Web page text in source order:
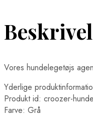
Vores hundelegetøjs
Yderlige
Produkt id: croozer-
Farve: Grå